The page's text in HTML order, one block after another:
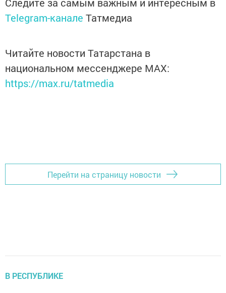
Telegram-канале Татмедиа
Читайте новости Татарстана в
национальном мессенджере MАХ:
https://max.ru/tatmedia
Перейти на страницу новости
В РЕСПУБЛИКЕ